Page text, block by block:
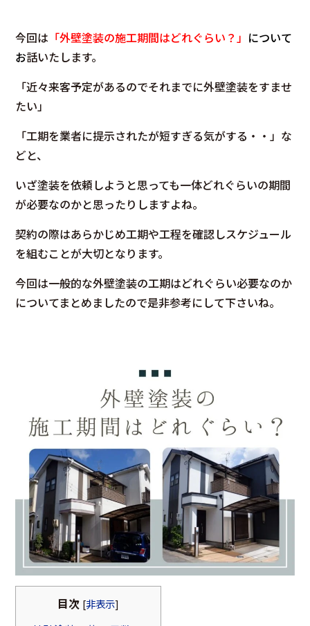
今回は 「外壁塗装の施工期間はどれぐらい？」 について
お話いたします。
「近々来客予定があるのでそれまでに外壁塗装をすませ
たい」
「工期を業者に提示されたが短すぎる気がする・・」な
どと、
いざ塗装を依頼しようと思っても一体どれぐらいの期間
が必要なのかと思ったりしますよね。
契約の際はあらかじめ工期や工程を確認しスケジュール
を組むことが大切となります。
今回は一般的な外壁塗装の工期はどれぐらい必要なのか
についてまとめましたので是非参考にして下さいね。
目次 [非表示]